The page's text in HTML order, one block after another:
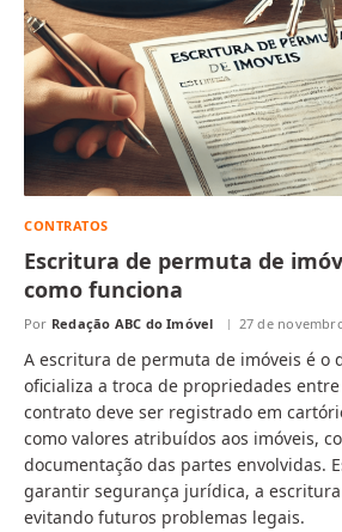
CONTRATOS
Escritura de permuta de
como funciona
Por Redação ABC do Imóvel 27 de
A escritura de permuta de imóveis é o
oficializa a troca de propriedades
contrato deve ser registrado em
como valores atribuídos aos imóveis,
documentação das partes envolvidas.
garantir segurança jurídica, a
evitando futuros problemas legais.